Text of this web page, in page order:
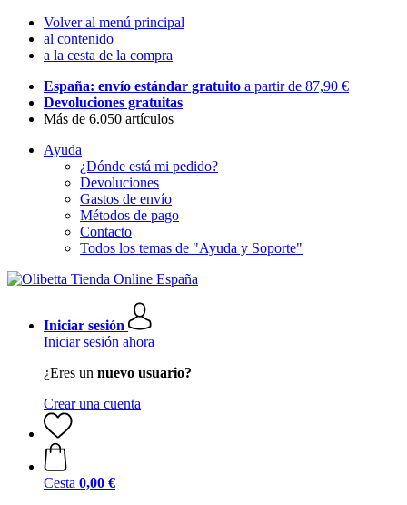
Volver al menú principal
al contenido
a la cesta de la compra
España: envío estándar gratuito a partir de 87,90 €
Devoluciones gratuitas
Más de 6.050 artículos
Ayuda
¿Dónde está mi pedido?
Devoluciones
Gastos de envío
Métodos de pago
Contacto
Todos los temas de "Ayuda y Soporte"
Iniciar sesión
Iniciar sesión ahora
¿Eres un nuevo usuario?
Crear una cuenta
Cesta 0,00 €